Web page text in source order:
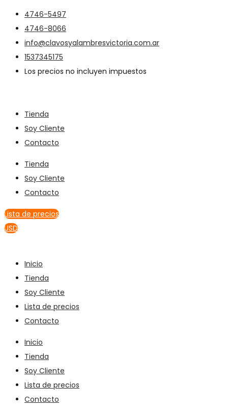
4746-5497
4746-8066
info@clavosyalambresvictoria.com.ar
1537345175
Los precios no incluyen impuestos
Tienda
Soy Cliente
Contacto
Tienda
Soy Cliente
Contacto
Lista de precios
USD
Inicio
Tienda
Soy Cliente
Lista de precios
Contacto
Inicio
Tienda
Soy Cliente
Lista de precios
Contacto